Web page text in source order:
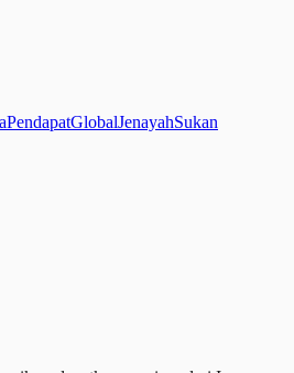
PendapatGlobalJenayahSukan